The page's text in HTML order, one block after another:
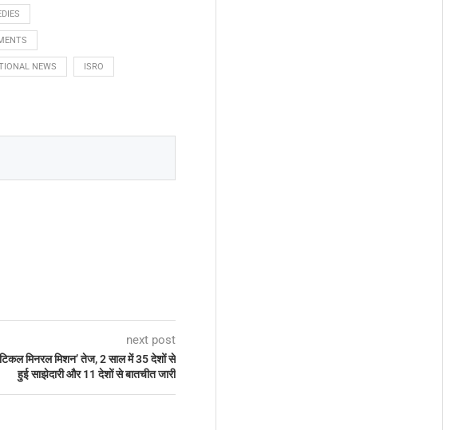
NEWS ISRO
next post
मिनरल मिशन’ तेज, 2 साल में 35 देशों से
हुई साझेदारी और 11 देशों से बातचीत जारी